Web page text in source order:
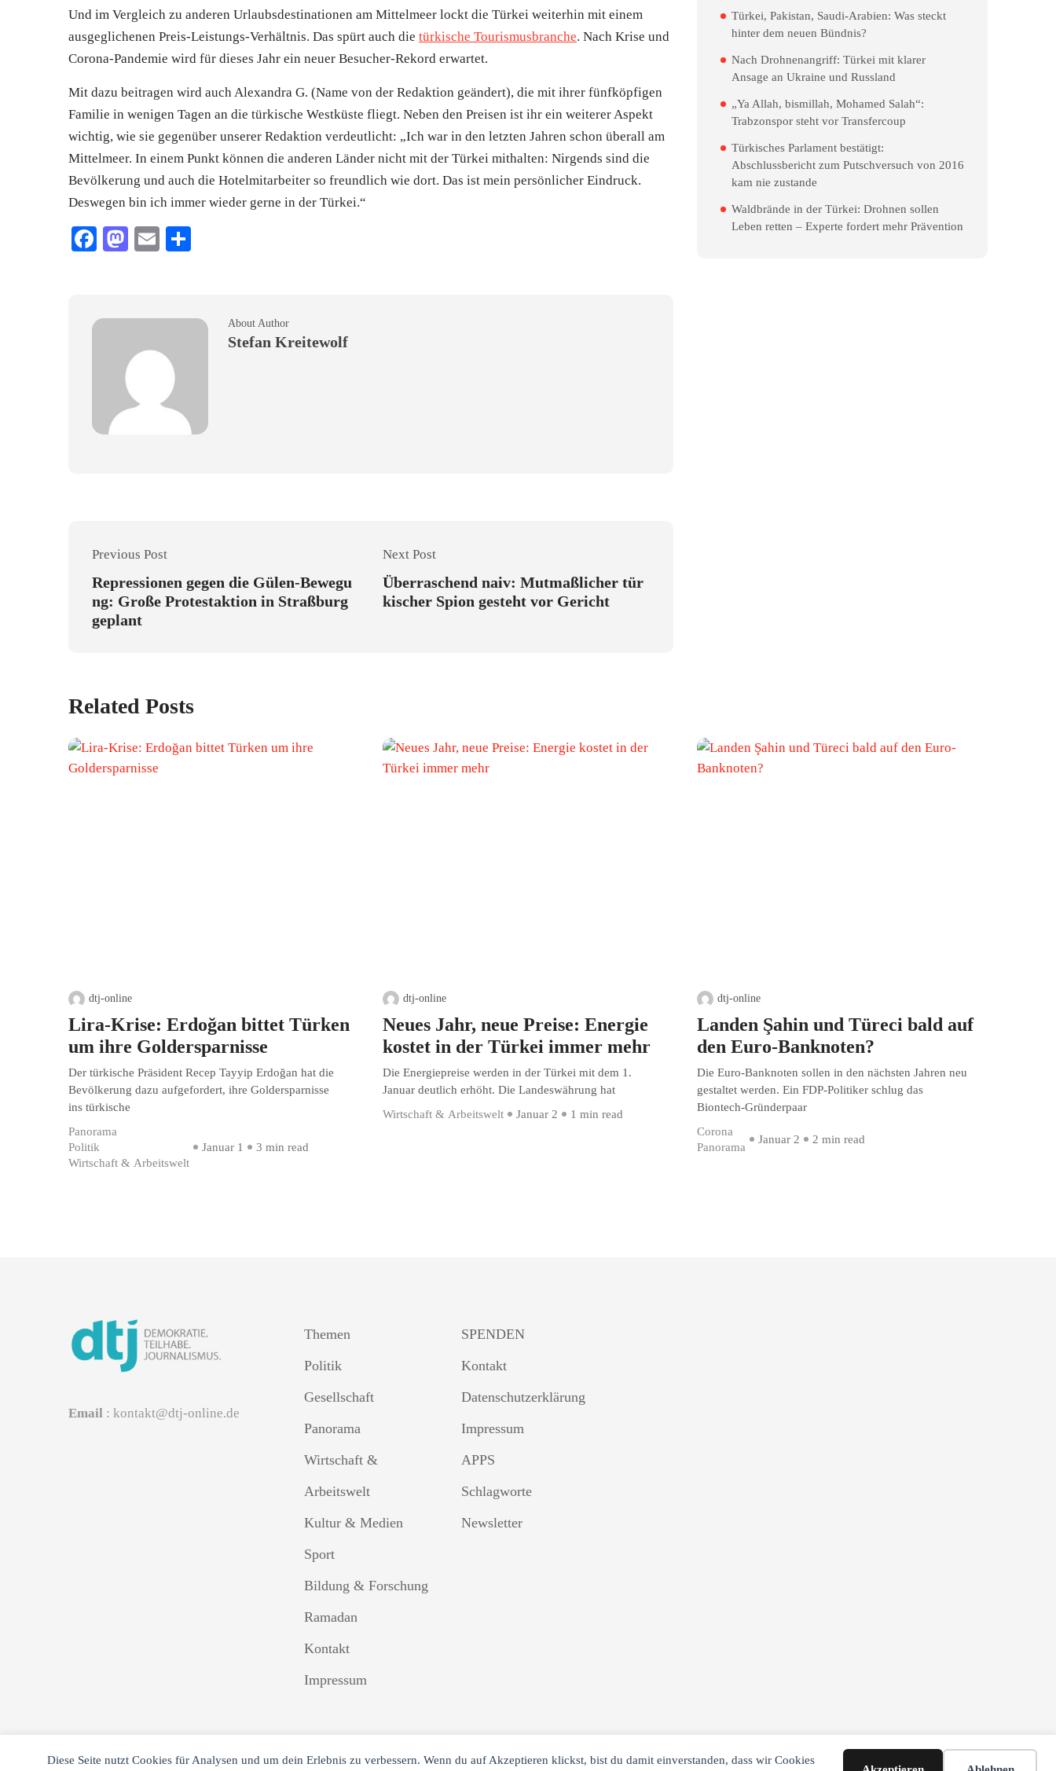
Diese Seite nutzt Cookies für Analysen und um dein Erlebnis zu verbessern. Wenn du auf Akzeptieren klickst, bist du damit einverstanden, dass wir Cookies
Und im Vergleich zu anderen Urlaubsdestinationen am Mittelmeer lockt die Türkei weiterhin mit einem
ausgeglichenen Preis-Leistungs-Verhältnis. Das spürt auch die türkische Tourismusbranche. Nach Krise und
Corona-Pandemie wird für dieses Jahr ein neuer Besucher-Rekord erwartet.
Mit dazu beitragen wird auch Alexandra G. (Name von der Redaktion geändert), die mit ihrer fünfköpfigen
Familie in wenigen Tagen an die türkische Westküste fliegt. Neben den Preisen ist ihr ein weiterer Aspekt
wichtig, wie sie gegenüber unserer Redaktion verdeutlicht: „Ich war in den letzten Jahren schon überall am
Mittelmeer. In einem Punkt können die anderen Länder nicht mit der Türkei mithalten: Nirgends sind die
Bevölkerung und auch die Hotelmitarbeiter so freundlich wie dort. Das ist mein persönlicher Eindruck.
Deswegen bin ich immer wieder gerne in der Türkei.“
Facebook
Mastodon
Email
About Author
Stefan Kreitewolf
Previous Post
Repressionen gegen die Gülen-Bewegu
ng: Große Protestaktion in Straßburg
geplant
Next Post
Überraschend naiv: Mutmaßlicher tür
kischer Spion gesteht vor Gericht
Türkei, Pakistan, Saudi-Arabien: Was steckt
hinter dem neuen Bündnis?
Nach Drohnenangriff: Türkei mit klarer
Ansage an Ukraine und Russland
„Ya Allah, bismillah, Mohamed Salah“:
Trabzonspor steht vor Transfercoup
Türkisches Parlament bestätigt:
Abschlussbericht zum Putschversuch von 2016
kam nie zustande
Waldbrände in der Türkei: Drohnen sollen
Leben retten – Experte fordert mehr Prävention
Related Posts
dtj-online
Lira-Krise: Erdoğan bittet Türken
um ihre Goldersparnisse
Der türkische Präsident Recep Tayyip Erdoğan hat die
Bevölkerung dazu aufgefordert, ihre Goldersparnisse
ins türkische
Panorama
Politik
Wirtschaft & Arbeitswelt
Januar 1 3 min read
dtj-online
Neues Jahr, neue Preise: Energie
kostet in der Türkei immer mehr
Die Energiepreise werden in der Türkei mit dem 1.
Januar deutlich erhöht. Die Landeswährung hat
Wirtschaft & Arbeitswelt
Januar 2 1 min read
dtj-online
Landen Şahin und Türeci bald auf
den Euro-Banknoten?
Die Euro-Banknoten sollen in den nächsten Jahren neu
gestaltet werden. Ein FDP-Politiker schlug das
Biontech-Gründerpaar
Corona
Panorama
Januar 2 2 min read
Email : kontakt@dtj-online.de
Themen
Politik
Gesellschaft
Panorama
Wirtschaft &
Arbeitswelt
Kultur & Medien
Sport
Bildung & Forschung
Ramadan
Kontakt
Impressum
SPENDEN
Kontakt
Datenschutzerklärung
Impressum
APPS
Schlagworte
Newsletter